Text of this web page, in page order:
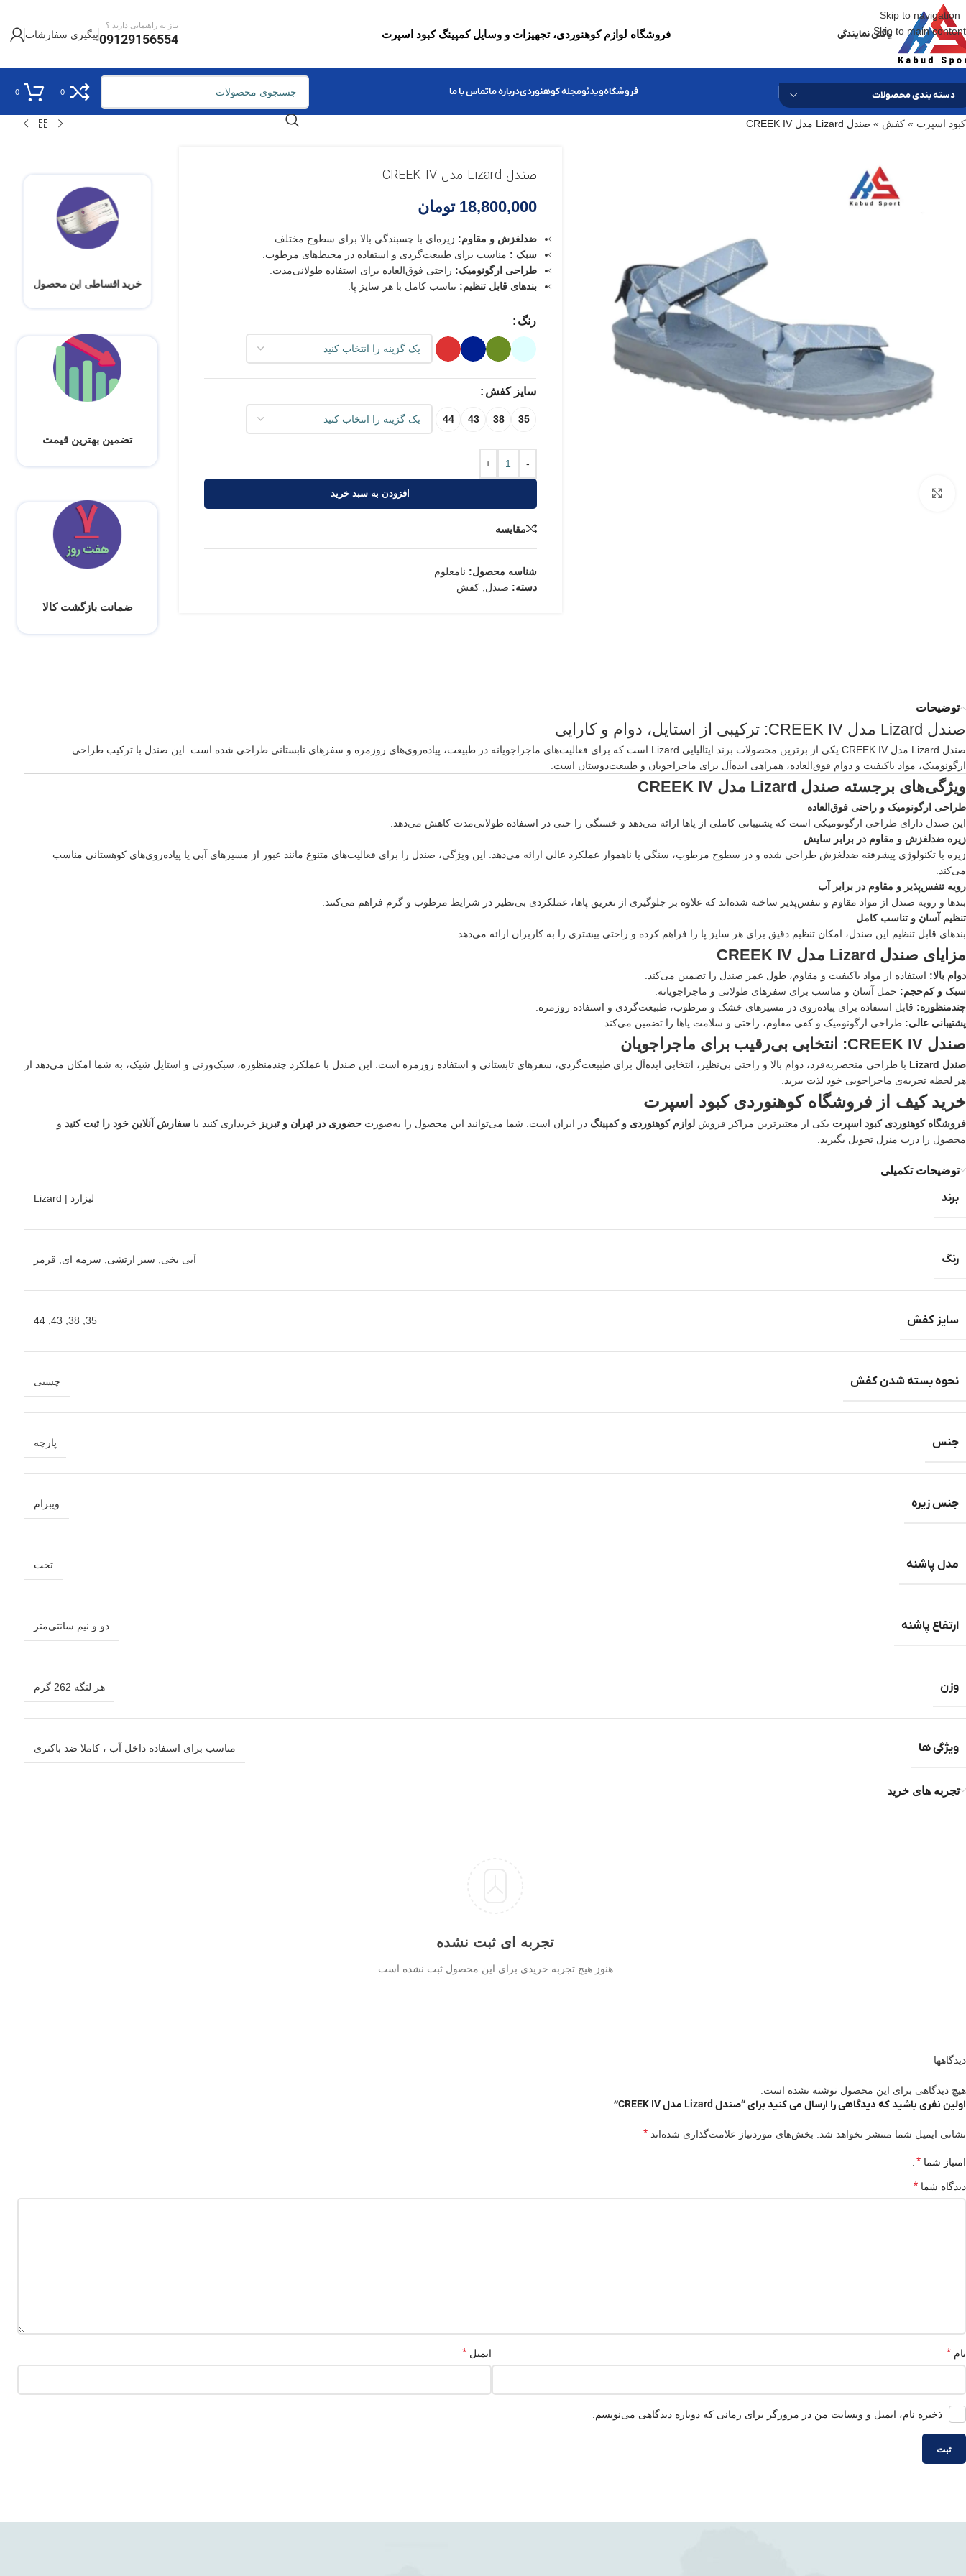
Skip to navigation
Skip to main contentیافتن نمایندگی فروشگاه لوازم کوهنوردی، تجهیزات و وسایل کمپینگ کبود اسپرت
نیاز به راهنمایی دارید ؟
09129156554پیگیری سفارشات
دسته بندی محصولات فروشگاهویدئومجله کوهنوردیدرباره ماتماس با ما 0
0
کبود اسپرت » کفش » صندل Lizard مدل CREEK IV
صندل Lizard مدل CREEK IV
18,800,000 تومان
ضدلغزش و مقاوم: زیره‌ای با چسبندگی بالا برای سطوح مختلف.
سبک : مناسب برای طبیعت‌گردی و استفاده در محیط‌های مرطوب.
طراحی ارگونومیک: راحتی فوق‌العاده برای استفاده طولانی‌مدت.
بندهای قابل تنظیم: تناسب کامل با هر سایز پا.
رنگ
سایز کفش
35
38
43
44
-
+
افزودن به سبد خرید
مقایسه
شناسه محصول: نامعلوم
دسته: صندل کفش
خرید اقساطی این محصول
تضمین بهترین قیمت
ضمانت بازگشت کالا
توضیحات
صندل Lizard مدل CREEK IV: ترکیبی از استایل، دوام و کارایی
صندل
Lizard مدل CREEK IV یکی از برترین محصولات برند ایتالیایی Lizard است که برای فعالیت‌های ماجراجویانه در طبیعت، پیاده‌روی‌های روزمره و سفرهای تابستانی طراحی شده است. این صندل با ترکیب طراحی
ارگونومیک، مواد باکیفیت و دوام فوق‌العاده، همراهی ایده‌آل برای ماجراجویان و طبیعت‌دوستان است.
ویژگی‌های برجسته صندل Lizard مدل CREEK IV
طراحی ارگونومیک و راحتی فوق‌العاده
این صندل دارای طراحی ارگونومیکی است که پشتیبانی کاملی از پاها ارائه می‌دهد و خستگی را حتی در استفاده طولانی‌مدت کاهش می‌دهد.
زیره ضدلغزش و مقاوم در برابر سایش
زیره با تکنولوژی پیشرفته ضدلغزش طراحی شده و در سطوح مرطوب، سنگی یا ناهموار عملکرد عالی ارائه می‌دهد. این ویژگی، صندل را برای فعالیت‌های متنوع مانند عبور از مسیرهای آبی یا پیاده‌روی‌های کوهستانی مناسب
می‌کند.
رویه تنفس‌پذیر و مقاوم در برابر آب
بندها و رویه صندل از مواد مقاوم و تنفس‌پذیر ساخته شده‌اند که علاوه بر جلوگیری از تعریق پاها، عملکردی بی‌نظیر در شرایط مرطوب و گرم فراهم می‌کنند.
تنظیم آسان و تناسب کامل
بندهای قابل تنظیم این صندل، امکان تنظیم دقیق برای هر سایز پا را فراهم کرده و راحتی بیشتری را به کاربران ارائه می‌دهد.
مزایای صندل Lizard مدل CREEK IV
دوام بالا: استفاده از مواد باکیفیت و مقاوم، طول عمر صندل را تضمین می‌کند.
سبک و کم‌حجم: حمل آسان و مناسب برای سفرهای طولانی و ماجراجویانه.
چندمنظوره: قابل استفاده برای پیاده‌روی در مسیرهای خشک و مرطوب، طبیعت‌گردی و استفاده روزمره.
پشتیبانی عالی: طراحی ارگونومیک و کفی مقاوم، راحتی و سلامت پاها را تضمین می‌کند.
صندل CREEK IV: انتخابی بی‌رقیب برای ماجراجویان
صندل Lizard
با طراحی منحصربه‌فرد، دوام بالا و راحتی بی‌نظیر، انتخابی ایده‌آل برای طبیعت‌گردی، سفرهای تابستانی و استفاده روزمره است. این صندل با عملکرد چندمنظوره، سبک‌وزنی و استایل شیک، به شما امکان می‌دهد از
هر لحظه تجربه‌ی ماجراجویی خود لذت ببرید.
خرید کیف از فروشگاه کوهنوردی کبود اسپرت
فروشگاه کوهنوردی کبود اسپرت یکی از معتبرترین مراکز فروش لوازم کوهنوردی و کمپینگ در ایران است. شما می‌توانید این محصول را به‌صورت حضوری در تهران و تبریز خریداری کنید یا سفارش آنلاین خود را ثبت کنید و
محصول را درب منزل تحویل بگیرید.
توضیحات تکمیلی
برند لیزارد | Lizard
رنگ آبی یخی سبز ارتشی سرمه ای قرمز
سایز کفش 35
38
43
44
نحوه بسته شدن کفش چسبی
جنس پارچه
جنس زیره ویبرام
مدل پاشنه تخت
ارتفاع پاشنه دو و نیم سانتی‌متر
وزن هر لنگه 262 گرم
ویژگی ها مناسب برای استفاده داخل آب ، کاملا ضد باکتری
تجربه های خرید
تجربه ای ثبت نشده
هنوز هیچ تجربه خریدی برای این محصول ثبت نشده است
دیدگاهها
هیچ دیدگاهی برای این محصول نوشته نشده است.
اولین نفری باشید که دیدگاهی را ارسال می کنید برای “صندل Lizard مدل CREEK IV”
نشانی ایمیل شما منتشر نخواهد شد. بخش‌های موردنیاز علامت‌گذاری شده‌اند *
امتیاز شما *
دیدگاه شما *
نام * ایمیل *
ذخیره نام، ایمیل و وبسایت من در مرورگر برای زمانی که دوباره دیدگاهی می‌نویسم.